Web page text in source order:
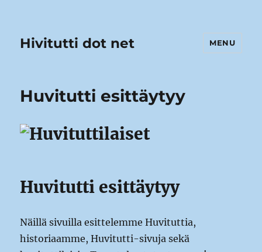
Hivitutti dot net MENU
Huvitutti esittäytyy
Huvitutti esittäytyy
Näillä sivuilla esittelemme Huvituttia,
historiaamme, Huvitutti-sivuja sekä